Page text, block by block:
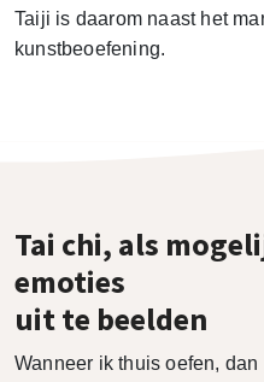
Taiji is daarom naast het
kunstbeoefening.
Tai chi, als
emoties
uit te beelden
Wanneer ik thuis oefen,